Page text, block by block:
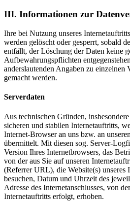
III. Informationen zur
Ihre bei Nutzung unseres
werden gelöscht oder gesperrt, sobald
entfällt, der Löschung der Daten keine
Aufbewahrungspflichten
anderslautenden Angaben zu einzelnen
gemacht werden.
Serverdaten
Aus technischen Gründen,
sicheren und stabilen Internetauftritts,
Internet-Browser an uns bzw. an
übermittelt. Mit diesen sog. Server-
Version Ihres Internetbrowsers, das
von der aus Sie auf unseren
(Referrer URL), die Website(s) unseres
besuchen, Datum und Uhrzeit des
Adresse des Internetanschlusses, von
Internetauftritts erfolgt, erhoben.